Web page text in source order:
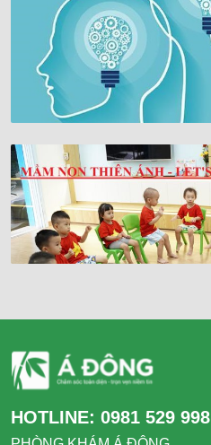
HOTLINE: 0981 529 998